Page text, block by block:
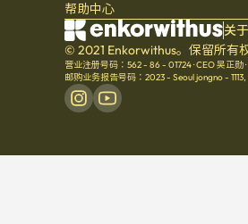
帮助中心
关
© 2021 Enkorwithus。保留所有
营业注册号码：562 - 86 - 01724·CEO 吴正勋·
邮购业务报告号码：2023 - Seoul jongno - 1113,